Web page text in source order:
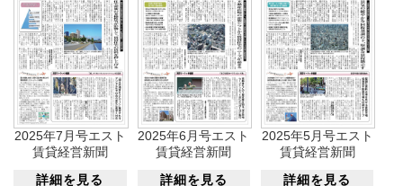
2025年7月号エスト
賃貸経営新聞
詳細を見る
2025年6月号エスト
賃貸経営新聞
詳細を見る
2025年5月号エスト
賃貸経営新聞
詳細を見る